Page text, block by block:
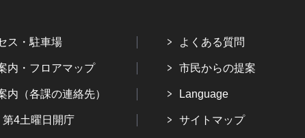
ス・駐車場
内・フロアマップ
内（各課の連絡先）
第4土曜日開庁
よくある質問
市民からの提案
Language
サイトマップ